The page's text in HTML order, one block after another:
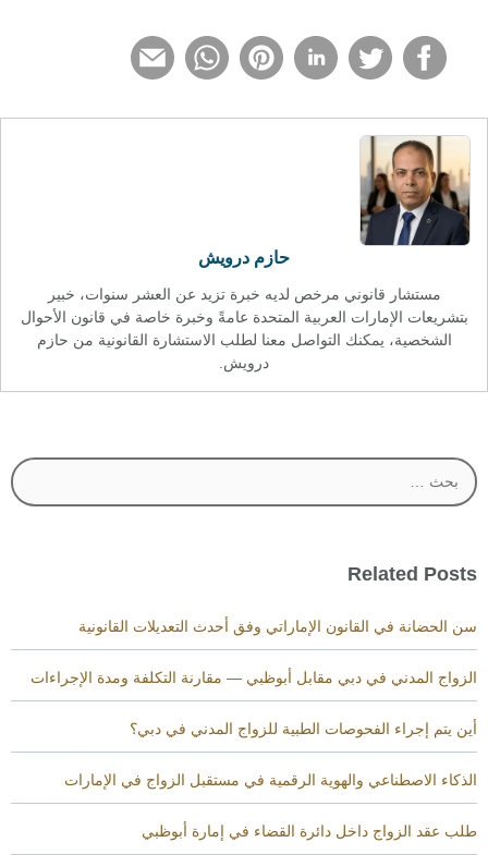
حازم درويش
مستشار قانوني مرخص لديه خبرة تزيد عن العشر سنوات، خبير
بتشريعات الإمارات العربية المتحدة عامةً وخبرة خاصة في قانون الأحوال
الشخصية، يمكنك التواصل معنا لطلب الاستشارة القانونية من حازم
درويش.
البحث
عن:
Related Posts
سن الحضانة في القانون الإماراتي وفق أحدث التعديلات القانونية
الزواج المدني في دبي مقابل أبوظبي — مقارنة التكلفة ومدة الإجراءات
أين يتم إجراء الفحوصات الطبية للزواج المدني في دبي؟
الذكاء الاصطناعي والهوية الرقمية في مستقبل الزواج في الإمارات
طلب عقد الزواج داخل دائرة القضاء في إمارة أبوظبي